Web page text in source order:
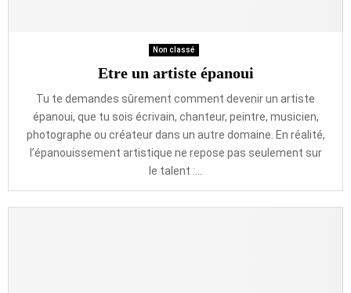
Non classé
Etre un artiste épanoui
Tu te demandes sûrement comment devenir un artiste
épanoui, que tu sois écrivain, chanteur, peintre, musicien,
photographe ou créateur dans un autre domaine. En réalité,
l’épanouissement artistique ne repose pas seulement sur
le talent :...